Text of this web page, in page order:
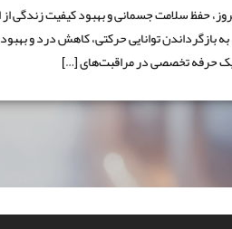
حفظ سلامت جسمانی و بهبود کیفیت زندگی از
بازگرداندن توانایی حرکتی، کاهش درد و